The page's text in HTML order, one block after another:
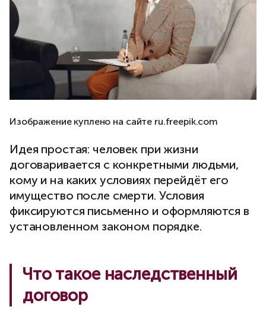
Изображение куплено на сайте ru.freepik.com
Идея простая: человек при жизни
договаривается с конкретными людьми,
кому и на каких условиях перейдёт его
имущество после смерти. Условия
фиксируются письменно и оформляются в
установленном законом порядке.
Что такое наследственный
договор